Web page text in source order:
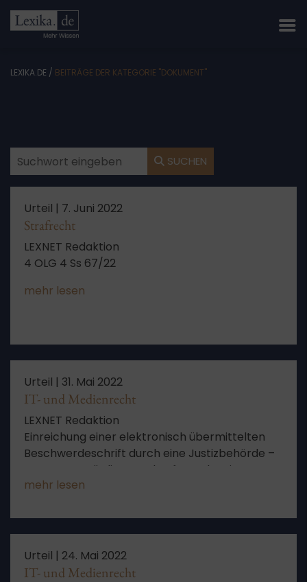
LEXIKA.DE / BEITRÄGE DER KATEGORIE "DOKUMENT"
SUCHEN
Urteil | 7. Juni 2022
Strafrecht
LEXNET Redaktion
4 OLG 4 Ss 67/22
mehr lesen
Urteil | 31. Mai 2022
IT- und Medienrecht
LEXNET Redaktion
Einreichung einer elektronisch übermittelten
Beschwerdeschrift durch eine Justizbehörde –
vertrauenswürdiger Herkunftsnachweis
mehr lesen
Urteil | 24. Mai 2022
IT- und Medienrecht